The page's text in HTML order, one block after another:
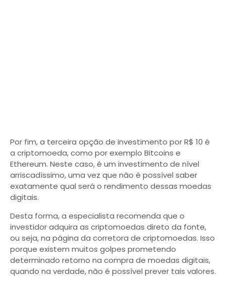
Por fim, a terceira opção de investimento por R$ 10 é
a criptomoeda, como por exemplo Bitcoins e
Ethereum. Neste caso, é um investimento de nível
arriscadíssimo, uma vez que não é possível saber
exatamente qual será o rendimento dessas moedas
digitais.
Desta forma, a especialista recomenda que o
investidor adquira as criptomoedas direto da fonte,
ou seja, na página da corretora de criptomoedas. Isso
porque existem muitos golpes prometendo
determinado retorno na compra de moedas digitais,
quando na verdade, não é possível prever tais valores.